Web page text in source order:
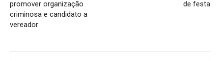
promover organização
criminosa e candidato a
vereador
de festa